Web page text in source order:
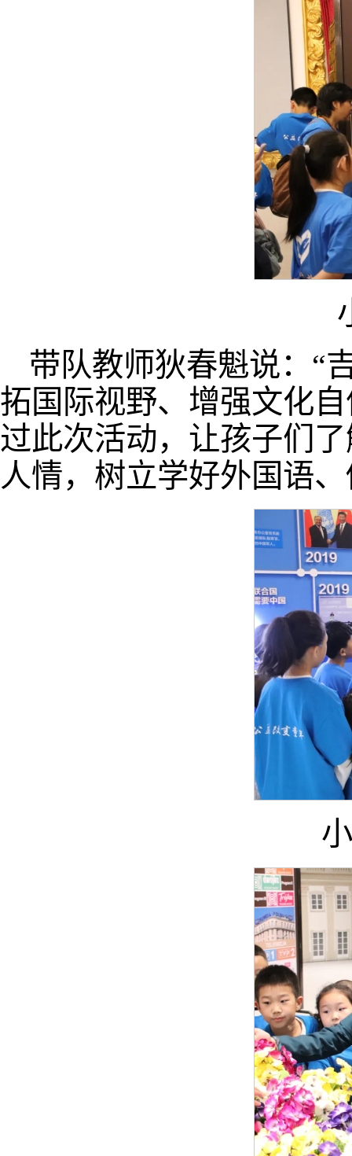
带队教师狄春魁说：“
拓国际视野、增强文化
过此次活动，让孩子们
人情，树立学好外国语